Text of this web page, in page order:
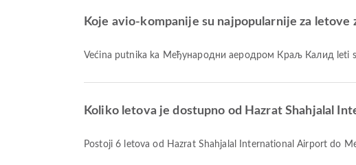
Koje avio-kompanije su najpopularnije za
Većina putnika ka Међународни аеродром Краљ Калид leti
Koliko letova je dostupno od Hazrat Shahjalal
Postoji 6 letova od Hazrat Shahjalal International Airport do